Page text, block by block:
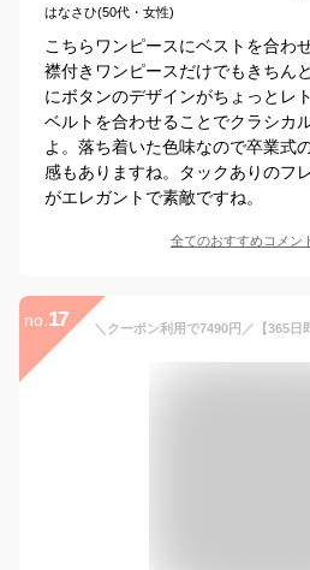
はなさひ(50代・女性)
こちらワンピースにベストを合わ
襟付きワンピースだけでもきちん
にボタンのデザインがちょっとレ
ベルトを合わせることでクラシカ
よ。落ち着いた色味なので卒業式
感もありますね。タックありのフ
がエレガントで素敵ですね。
全てのおすすめコメン
no. 17